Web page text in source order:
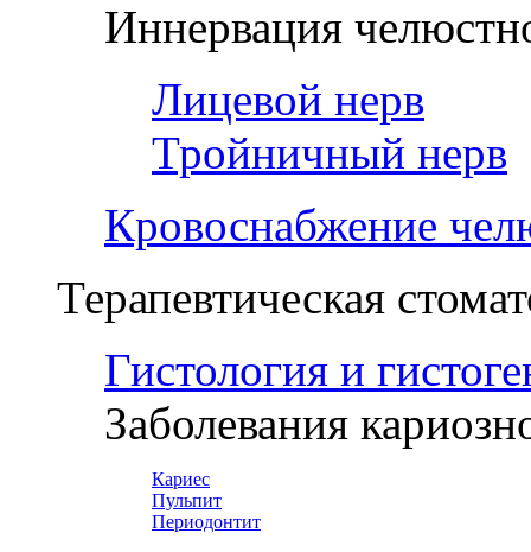
Иннервация
Лицевой нерв
Тройничный нерв
Кровоснабжение
Терапевтическая
Гистология и
Заболевания
Кариес
Пульпит
Периодонтит